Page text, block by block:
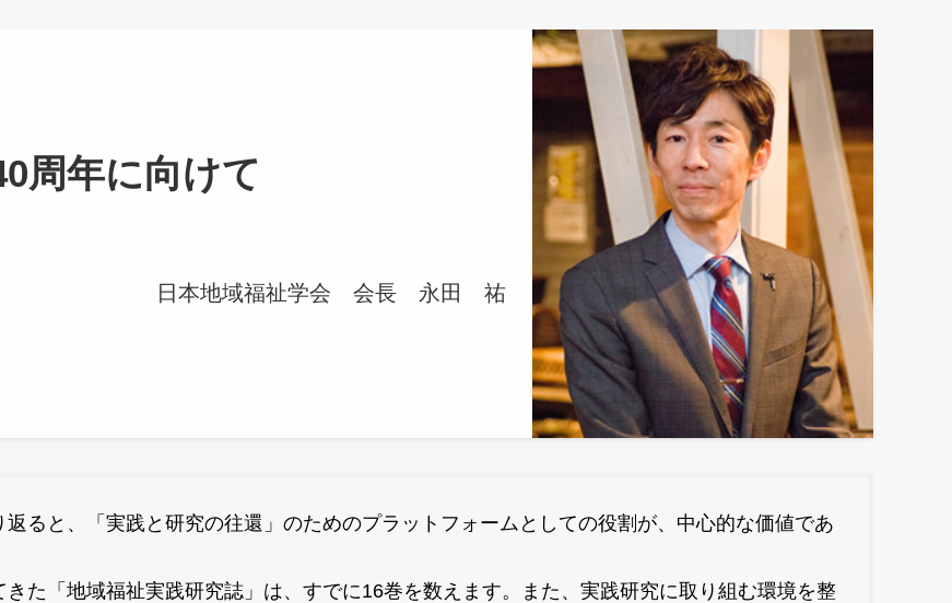
周年に向けて
日本地域福祉学会 会長 永田 祐
ると、「実践と研究の往還」のためのプラットフォームとしての役割が、中心的な価値であ
た「地域福祉実践研究誌」は、すでに16巻を数えます。また、実践研究に取り組む環境を整